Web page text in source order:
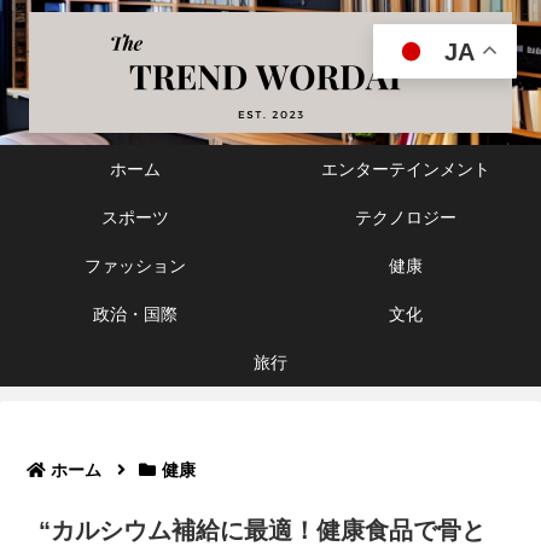
ホーム エンターテインメント
スポーツ テクノロジー
ファッション 健康
政治・国際 文化
旅行
ホーム 健康
“カルシウム補給に最適！健康食品で骨と
JA